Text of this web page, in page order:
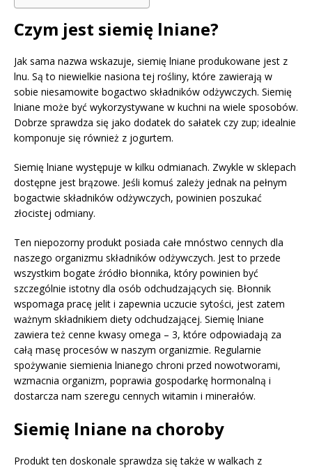
Czym jest siemię lniane?
Jak sama nazwa wskazuje, siemię lniane produkowane jest z
lnu. Są to niewielkie nasiona tej rośliny, które zawierają w
sobie niesamowite bogactwo składników odżywczych. Siemię
lniane może być wykorzystywane w kuchni na wiele sposobów.
Dobrze sprawdza się jako dodatek do sałatek czy zup; idealnie
komponuje się również z jogurtem.
Siemię lniane występuje w kilku odmianach. Zwykle w sklepach
dostępne jest brązowe. Jeśli komuś zależy jednak na pełnym
bogactwie składników odżywczych, powinien poszukać
złocistej odmiany.
Ten niepozorny produkt posiada całe mnóstwo cennych dla
naszego organizmu składników odżywczych. Jest to przede
wszystkim bogate źródło błonnika, który powinien być
szczególnie istotny dla osób odchudzających się. Błonnik
wspomaga pracę jelit i zapewnia uczucie sytości, jest zatem
ważnym składnikiem diety odchudzającej. Siemię lniane
zawiera też cenne kwasy omega – 3, które odpowiadają za
całą masę procesów w naszym organizmie. Regularnie
spożywanie siemienia lnianego chroni przed nowotworami,
wzmacnia organizm, poprawia gospodarkę hormonalną i
dostarcza nam szeregu cennych witamin i minerałów.
Siemię lniane na choroby
Produkt ten doskonale sprawdza się także w walkach z